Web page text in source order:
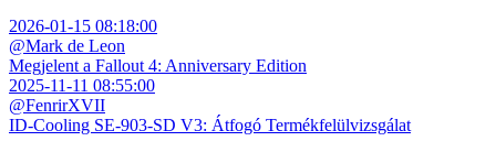
2026-01-15 08:18:00
@Mark de Leon
Megjelent a Fallout 4: Anniversary Edition
2025-11-11 08:55:00
@FenrirXVII
ID-Cooling SE-903-SD V3: Átfogó Termékfelülvizsgálat